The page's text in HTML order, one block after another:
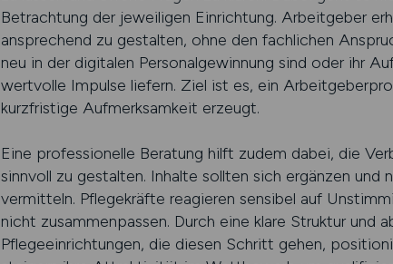
Betrachtung der jeweiligen Einrichtung. Arbeitgeber
ansprechend zu gestalten, ohne den fachlichen
neu in der digitalen Personalgewinnung sind oder ihr
wertvolle Impulse liefern. Ziel ist es, ein
kurzfristige Aufmerksamkeit erzeugt.
Eine professionelle Beratung hilft zudem dabei, die
sinnvoll zu gestalten. Inhalte sollten sich ergänzen
vermitteln. Pflegekräfte reagieren sensibel auf
nicht zusammenpassen. Durch eine klare Struktur und
Pflegeeinrichtungen, die diesen Schritt gehen,